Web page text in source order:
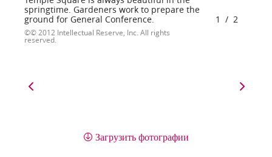
springtime. Gardeners work to prepare the
ground for General Conference.
© 2012 Intellectual Reserve, Inc. All rights
reserved.
1 / 2
Загрузить фотографии